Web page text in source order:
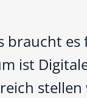
braucht es
ist